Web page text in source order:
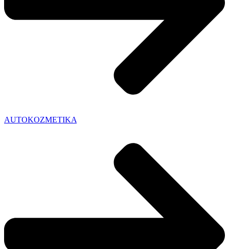
AUTOKOZMETIKA